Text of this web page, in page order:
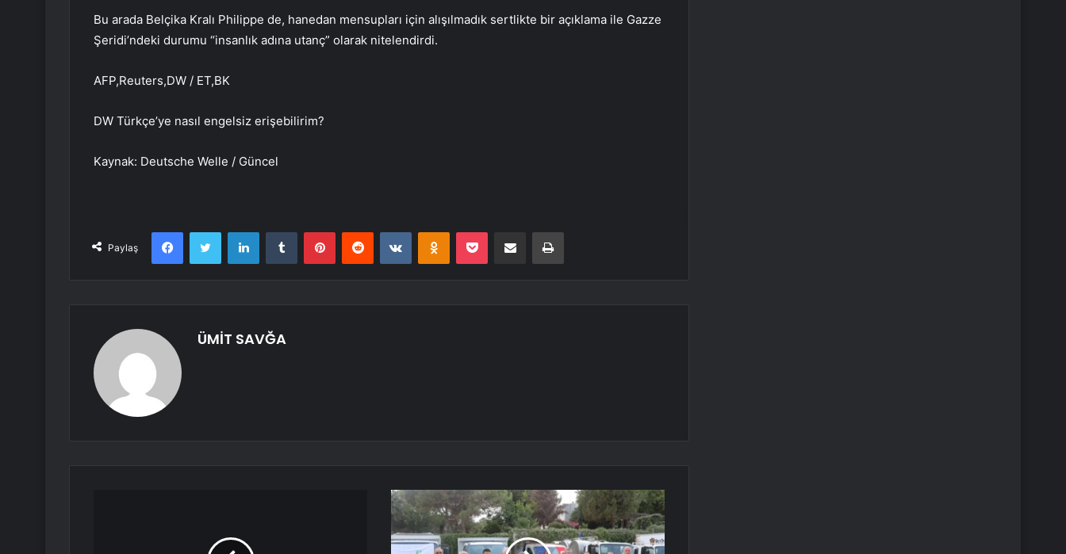
Bu arada Belçika Kralı Philippe de, hanedan mensupları için alışılmadık sertlikte bir açıklama ile Gazze
Şeridi’ndeki durumu “insanlık adına utanç” olarak nitelendirdi.
AFP,Reuters,DW / ET,BK
DW Türkçe’ye nasıl engelsiz erişebilirim?
Kaynak: Deutsche Welle / Güncel
Paylaş
FacebookTwitter LinkedInTumblr PinterestReddit VKontakteOdnoklassniki
Pocket E-Posta ile paylaş Yazdır
ÜMİT SAVĞA